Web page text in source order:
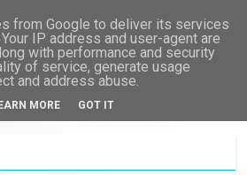
from Google to deliver its services
IP address and user-agent are
with performance and security
of service, generate usage
and address abuse.
MORE GOT IT